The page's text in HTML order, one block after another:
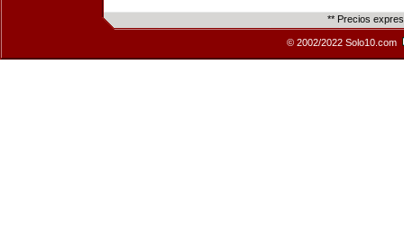
** Precios
© 2002/2022 Solo10.com